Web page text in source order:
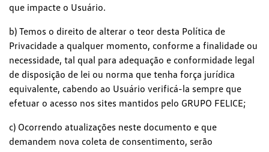
que impacte o Usuário.
b) Temos o direito de alterar o teor desta Política de
Privacidade a qualquer momento, conforme a finalidade ou
necessidade, tal qual para adequação e conformidade legal
de disposição de lei ou norma que tenha força jurídica
equivalente, cabendo ao Usuário verificá-la sempre que
efetuar o acesso nos sites mantidos pelo GRUPO FELICE;
c) Ocorrendo atualizações neste documento e que
demandem nova coleta de consentimento, serão